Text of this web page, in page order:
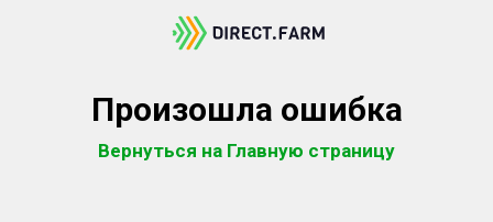
Произошла ошибка
Вернуться на Главную страницу